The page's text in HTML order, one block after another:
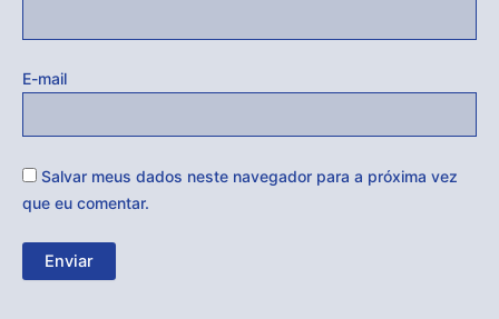
E-mail
Salvar meus dados neste navegador para a próxima vez
que eu comentar.